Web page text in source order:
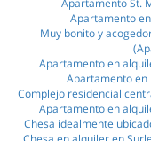
Apartamento St.
Apartamento
Muy bonito y
Apartamento en
Apartamento en
Complejo residencial
Apartamento en
Chesa idealmente